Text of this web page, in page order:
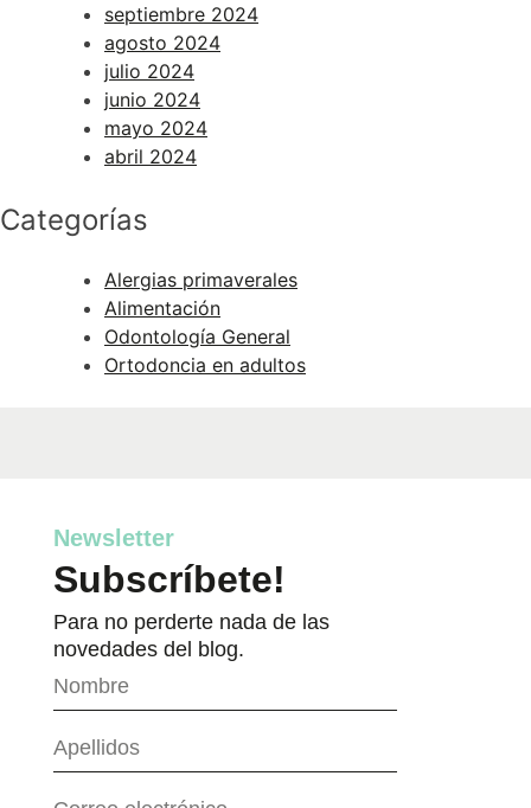
septiembre 2024
agosto 2024
julio 2024
junio 2024
mayo 2024
abril 2024
Categorías
Alergias primaverales
Alimentación
Odontología General
Ortodoncia en adultos
Newsletter
Subscríbete!
Para no perderte nada de las
novedades del blog.